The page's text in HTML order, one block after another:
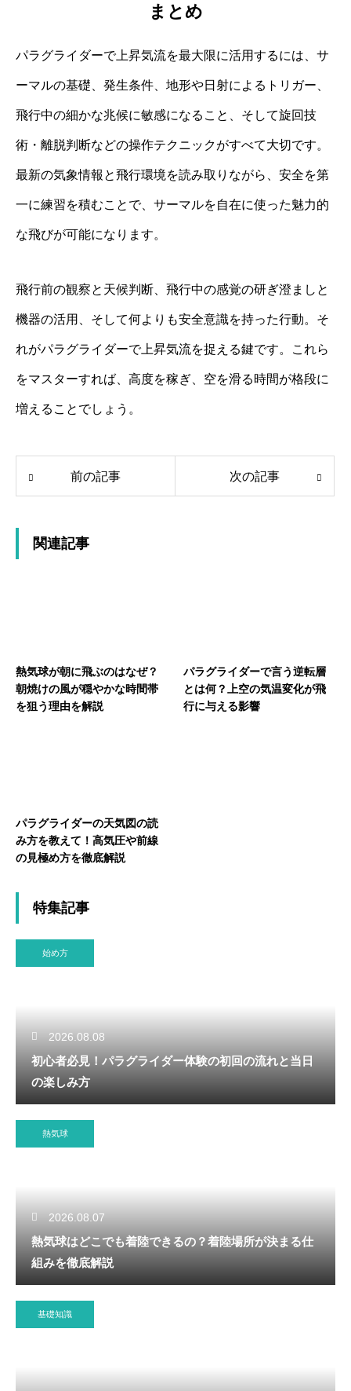
まとめ
パラグライダーで上昇気流を最大限に活用するには、サ
ーマルの基礎、発生条件、地形や日射によるトリガー、
飛行中の細かな兆候に敏感になること、そして旋回技
術・離脱判断などの操作テクニックがすべて大切です。
最新の気象情報と飛行環境を読み取りながら、安全を第
一に練習を積むことで、サーマルを自在に使った魅力的
な飛びが可能になります。
飛行前の観察と天候判断、飛行中の感覚の研ぎ澄ましと
機器の活用、そして何よりも安全意識を持った行動。そ
れがパラグライダーで上昇気流を捉える鍵です。これら
をマスターすれば、高度を稼ぎ、空を滑る時間が格段に
増えることでしょう。
前の記事 次の記事
関連記事
熱気球が朝に飛ぶのはなぜ？
朝焼けの風が穏やかな時間帯
を狙う理由を解説
パラグライダーで言う逆転層
とは何？上空の気温変化が飛
行に与える影響
パラグライダーの天気図の読
み方を教えて！高気圧や前線
の見極め方を徹底解説
特集記事
始め方
2026.08.08
初心者必見！パラグライダー体験の初回の流れと当日
の楽しみ方
熱気球
2026.08.07
熱気球はどこでも着陸できるの？着陸場所が決まる仕
組みを徹底解説
基礎知識